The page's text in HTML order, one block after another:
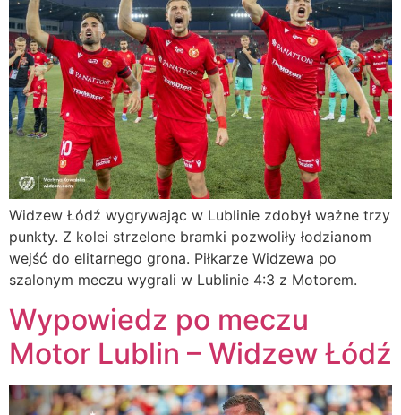
Widzew Łódź wygrywając w Lublinie zdobył ważne trzy
punkty. Z kolei strzelone bramki pozwoliły łodzianom
wejść do elitarnego grona. Piłkarze Widzewa po
szalonym meczu wygrali w Lublinie 4:3 z Motorem.
Wypowiedz po meczu
Motor Lublin – Widzew Łódź